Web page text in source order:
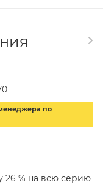
по
26 % на всю серию